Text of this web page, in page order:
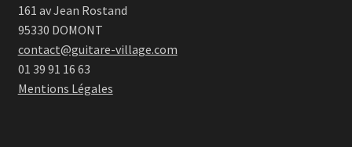
161 av Jean Rostand
95330 DOMONT
contact@guitare-village.com
01 39 91 16 63
Mentions Légales